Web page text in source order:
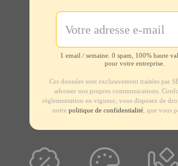
1 email / semaine. 0 spam, 100% haute
pour votre entreprise.
Ces données sont exclusivement traitées par
adresser nos propres communications.
règlementation en vigueur, vous disposez de
notre politique de confidentialité, que vous